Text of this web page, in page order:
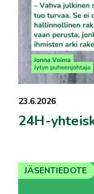
23.6.2026
24H-
JÄSENTIEDOTE